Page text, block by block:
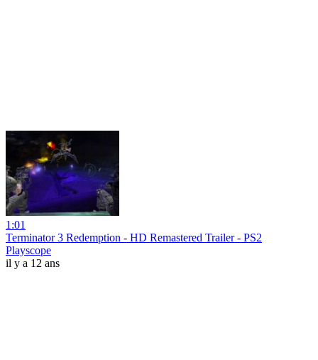
1:01
Terminator 3 Redemption - HD Remastered Trailer - PS2
Playscope
il y a 12 ans